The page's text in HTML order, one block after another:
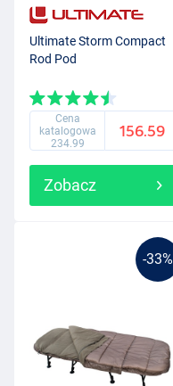
Ultimate Storm Compact
Rod Pod
Cena
katalogowa
234.99
156.59
Zobacz
-33%